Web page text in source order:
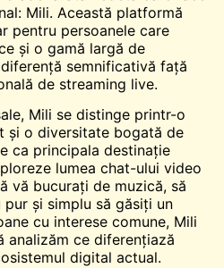
Mili. Această platformă
pentru persoanele care
și o gamă largă de
semnificativă față
de streaming live.
Mili se distinge printr-o
și o diversitate bogată de
ca principala destinație
lumea chat-ului video
vă bucurați de muzică, să
și simplu să găsiți un
cu interese comune, Mili
analizăm ce diferențiază
digital actual.